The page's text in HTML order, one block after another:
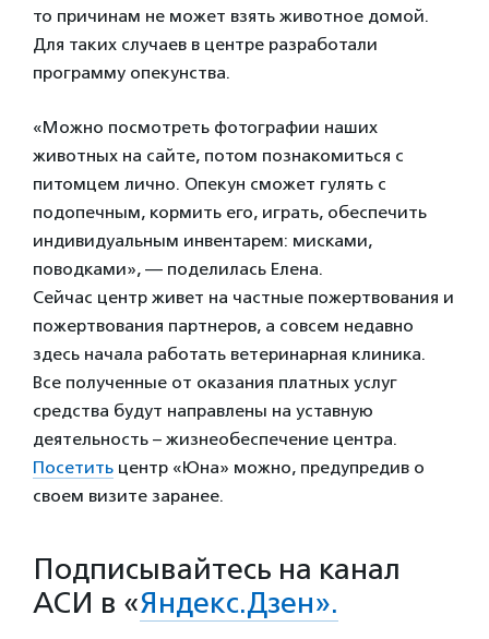
то причинам не может взять животное домой.
Для таких случаев в центре разработали
программу опекунства.
«Можно посмотреть фотографии наших
животных на сайте, потом познакомиться с
питомцем лично. Опекун сможет гулять с
подопечным, кормить его, играть, обеспечить
индивидуальным инвентарем: мисками,
поводками», — поделилась Елена.
Сейчас центр живет на частные пожертвования и
пожертвования партнеров, а совсем недавно
здесь начала работать ветеринарная клиника.
Все полученные от оказания платных услуг
средства будут направлены на уставную
деятельность – жизнеобеспечение центра.
Посетить центр «Юна» можно, предупредив о
своем визите заранее.
Подписывайтесь на канал
АСИ в «Яндекс.Дзен».